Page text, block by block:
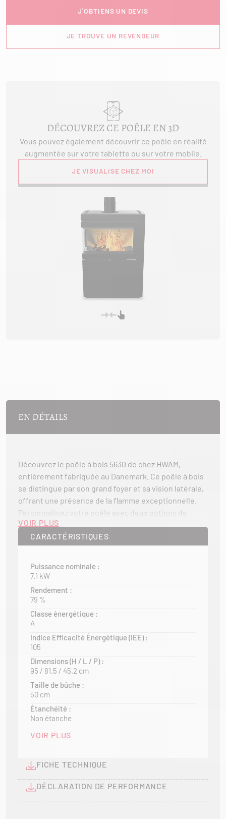
J'OBTIENS UN DEVIS
JE TROUVE UN REVENDEUR
DÉCOUVREZ CE POÊLE EN 3D
Vous pouvez également découvrir ce poêle en réalité
augmentée sur votre tablette ou sur votre mobile.
JE VISUALISE CHEZ MOI
EN DÉTAILS
Découvrez le poêle à bois 5630 de chez HWAM,
entièrement fabriquée au Danemark. Ce poêle à bois
se distingue par son grand foyer et sa vision latérale,
offrant une présence de la flamme exceptionnelle.
Personnalisez votre poêle avec deux options de
porte : en fonte ou en verre sérigraphié.
La prouesse technique réside dans son verre plié à
Grâce au système exclusif HWAM® Autopilot™,
bénéficiez d’une qualité de combustion et de flamme
inégalée. Complétez et embellissez votre salon avec
des options de rangement assorties, alliant
fonctionnalité et élégance.
VOIR PLUS
CARACTÉRISTIQUES
Puissance nominale :
7.1 kW
Rendement :
79 %
Classe énergétique :
A
Indice Efficacité Énergétique (IEE) :
105
Dimensions (H / L / P) :
95 / 81.5 / 45.2 cm
Taille de bûche :
50 cm
Étanchéité :
Non étanche
VOIR PLUS
FICHE TECHNIQUE
DÉCLARATION DE PERFORMANCE